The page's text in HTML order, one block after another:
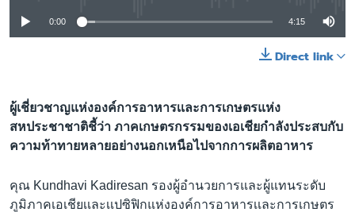
0:00 4:15
Direct link
ผู้เชี่ยวชาญแห่งองค์การอาหารเเละการเกษตรแห่ง
สหประชาชาติชี้ว่า ภาคเกษตรกรรมของเอเชียกำลังประสบกับ
ความท้าทายหลายอย่างนอกเหนือไปจากการผลิตอาหาร
คุณ Kundhavi Kadiresan รองผู้อำนวยการและผู้แทนระดับ
ภูมิภาคเอเชียเเละเเปซิฟิกแห่งองค์การอาหารเเละการเกษตร